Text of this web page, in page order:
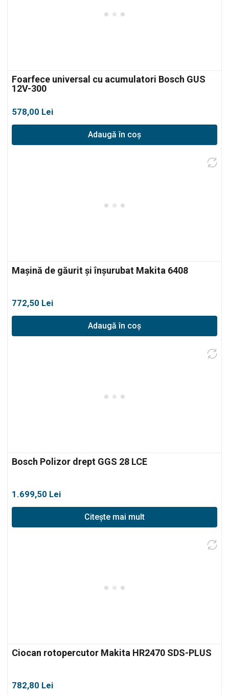
Foarfece universal cu acumulatori Bosch GUS
12V-300
578,00 Lei
Adaugă în coș
Mașină de găurit și înșurubat Makita 6408
772,50 Lei
Adaugă în coș
Bosch Polizor drept GGS 28 LCE
1.699,50 Lei
Citește mai mult
Ciocan rotopercutor Makita HR2470 SDS-PLUS
782,80 Lei